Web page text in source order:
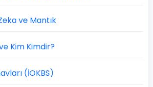
ve Mantık
Kim Kimdir?
(İOKBS)